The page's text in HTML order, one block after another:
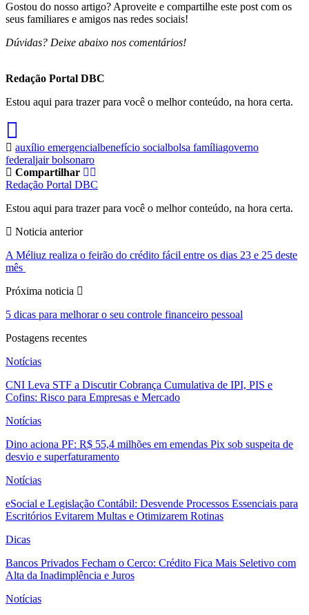
Gostou do nosso artigo? Aproveite e compartilhe este post com os
seus familiares e amigos nas redes sociais!
Dúvidas? Deixe abaixo nos comentários!
Redação Portal DBC
Estou aqui para trazer para você o melhor conteúdo, na hora certa.
auxílio emergencialbenefício socialbolsa famíliagoverno
federaljair bolsonaro
Compartilhar
Redação Portal DBC
Estou aqui para trazer para você o melhor conteúdo, na hora certa.
Noticia anterior
A Méliuz realiza o feirão do crédito fácil entre os dias 23 e 25 deste
mês
Próxima noticia
5 dicas para melhorar o seu controle financeiro pessoal
Postagens recentes
Notícias
CNI Leva STF a Discutir Cobrança Cumulativa de IPI, PIS e
Cofins: Risco para Empresas e Mercado
Notícias
Dino aciona PF: R$ 55,4 milhões em emendas Pix sob suspeita de
desvio e superfaturamento
Notícias
eSocial e Legislação Contábil: Desvende Processos Essenciais para
Escritórios Evitarem Multas e Otimizarem Rotinas
Dicas
Bancos Privados Fecham o Cerco: Crédito Fica Mais Seletivo com
Alta da Inadimplência e Juros
Notícias